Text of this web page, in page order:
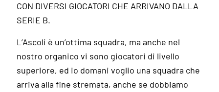
CON DIVERSI GIOCATORI CHE ARRIVANO DALLA
SERIE B.
L’Ascoli è un’ottima squadra, ma anche nel
nostro organico vi sono giocatori di livello
superiore, ed io domani voglio una squadra che
arriva alla fine stremata, anche se dobbiamo